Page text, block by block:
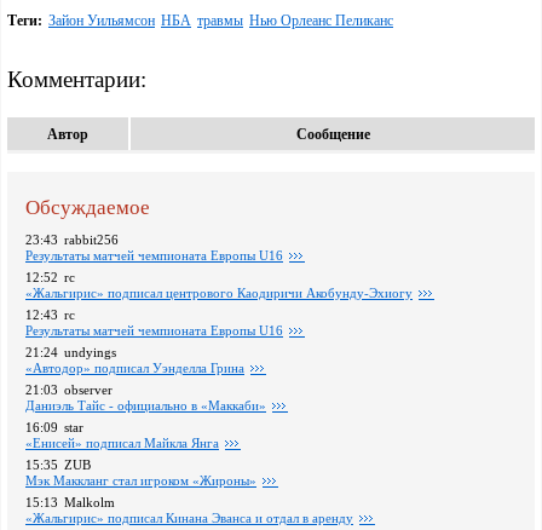
Теги: Зайон Уильямсон НБА травмы Нью Орлеанс Пеликанс
Комментарии:
Автор Сообщение
Обсуждаемое
23:43 rabbit256
Pезультаты матчей чемпионата Европы U16
12:52 rc
«Жальгирис» подписал центрового Каодиричи Акобунду-Эхиогу
12:43 rc
Pезультаты матчей чемпионата Европы U16
21:24 undyings
«Автодор» подписал Уэнделла Грина
21:03 observer
Даниэль Тайс - официально в «Маккаби»
16:09 star
«Енисей» подписал Майкла Янга
15:35 ZUB
Мэк Маккланг стал игроком «Жироны»
15:13 Malkolm
«Жальгирис» подписал Кинана Эванса и отдал в аренду